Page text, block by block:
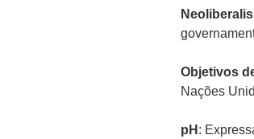
Objetivos
Nações
pH :